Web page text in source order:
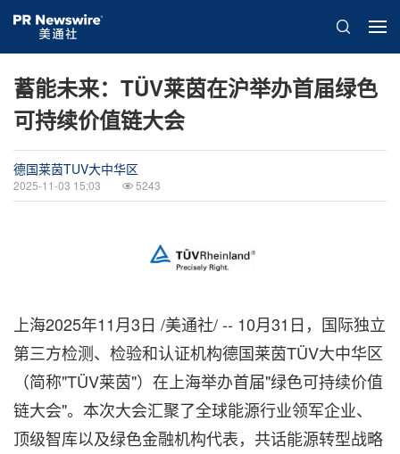
蓄能未来：TÜV莱茵在沪举办首届绿色
可持续价值链大会
德国莱茵TUV大中华区
2025-11-03 15:03 5243
上海2025年11月3日 /美通社/ -- 10月31日，国际独立
第三方检测、检验和认证机构德国莱茵TÜV大中华区
（简称"TÜV莱茵"）在上海举办首届"绿色可持续价值
链大会"。本次大会汇聚了全球能源行业领军企业、
顶级智库以及绿色金融机构代表，共话能源转型战略